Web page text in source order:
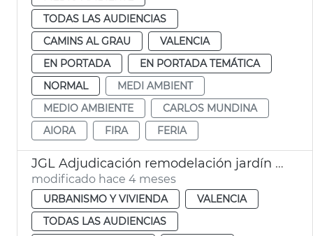
TODAS LAS AUDIENCIAS
CAMINS AL GRAU
VALENCIA
EN PORTADA
EN PORTADA TEMÁTICA
NORMAL
MEDI AMBIENT
MEDIO AMBIENTE
CARLOS MUNDINA
AIORA
FIRA FERIA
JGL Adjudicación remodelación jardín plaza Cronista Francesc Momblanch
modificado hace 4 meses
URBANISMO Y VIVIENDA
VALENCIA
TODAS LAS AUDIENCIAS